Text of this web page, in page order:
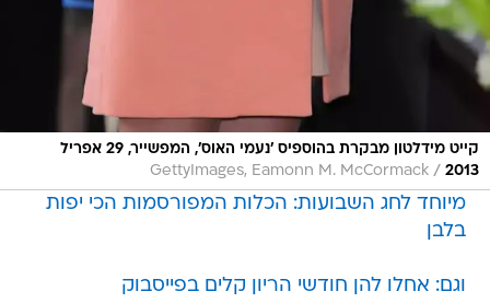
קייט מידלטון מבקרת בהוספיס 'נעמי האוס', המפשייר, 29 אפריל
2013
/
GettyImages, Eamonn M. McCormack
מיוחד לחג השבועות: הכלות המפורסמות הכי יפות
בלבן
וגם: אחלו להן חודשי הריון קלים בפייסבוק